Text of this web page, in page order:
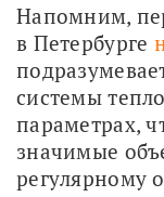
Напомним,
в Петербурге
системы
параметрах,
значимые
регулярному